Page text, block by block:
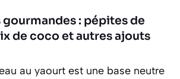
: pépites de
de coco et autres ajouts
au yaourt est une base neutre